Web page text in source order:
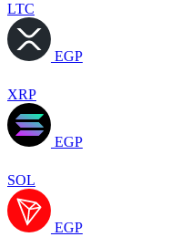
LTC
EGP
XRP
EGP
SOL
EGP